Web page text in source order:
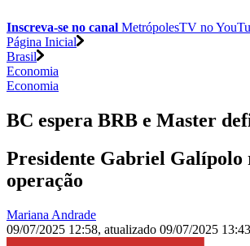
Inscreva-se no canal MetrópolesTV no
Página Inicial
Brasil
Economia
Economia
BC espera BRB e Master
Presidente Gabriel Galípolo
operação
Mariana Andrade
09/07/2025 12:58, atualizado 09/07/2025 13:43